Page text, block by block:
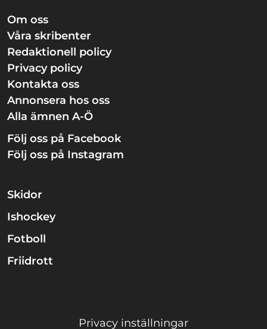
Om oss
Våra skribenter
Redaktionell policy
Privacy policy
Kontakta oss
Annonsera hos oss
Alla ämnen A-Ö
Följ oss på Facebook
Följ oss på Instagram
Skidor
Ishockey
Fotboll
Friidrott
Privacy inställningar